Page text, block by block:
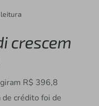
leitura
crescem
R$ 396,8
crédito foi de